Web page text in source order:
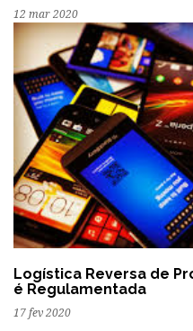
12 mar 2020
Logística Reversa de
é Regulamentada
17 fev 2020